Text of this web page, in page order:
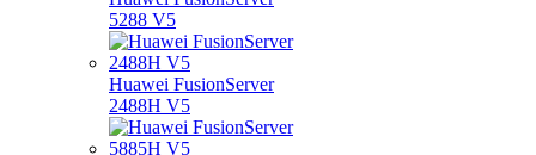
5288 V5
Huawei FusionServer
2488H V5